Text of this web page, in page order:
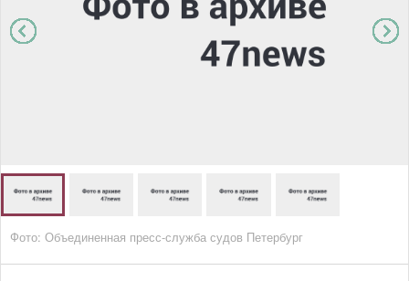
Фото: Объединенная пресс-служба судов Петербург